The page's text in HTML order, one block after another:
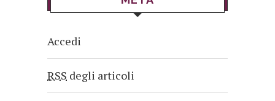
Accedi
RSS degli articoli